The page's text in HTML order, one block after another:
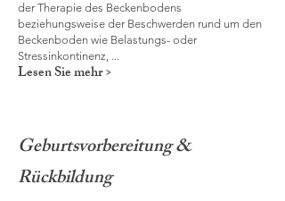
der Therapie des Beckenbodens
beziehungsweise der Beschwerden rund um den
Beckenboden wie Belastungs- oder
Stressinkontinenz, ...
Lesen Sie mehr >
Geburtsvorbereitung &
Rückbildung